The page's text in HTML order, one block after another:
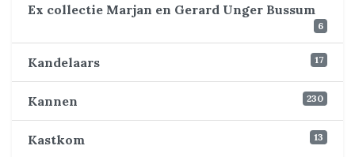
Ex collectie Marjan en Gerard Unger Bussum
6
Kandelaars 17
Kannen 230
Kastkom 13